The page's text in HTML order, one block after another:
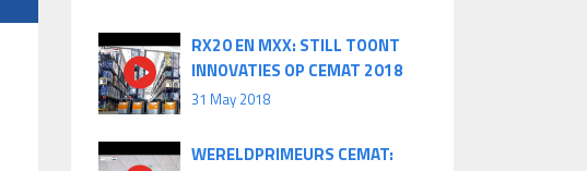
RX20 EN MXX: STILL TOONT
INNOVATIES OP CEMAT 2018
31 May 2018
WERELDPRIMEURS CEMAT: